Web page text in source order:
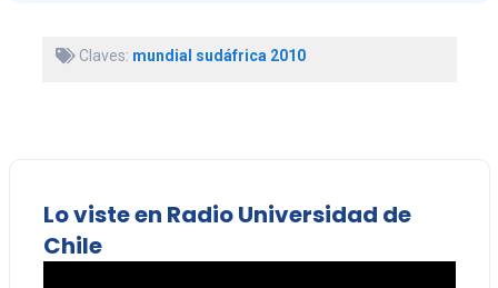
Claves: mundial sudáfrica 2010
Lo viste en Radio Universidad de
Chile